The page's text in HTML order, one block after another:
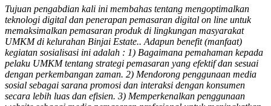
Tujuan pengabdian kali ini membahas tentang mengoptimalkan
teknologi digital dan penerapan pemasaran digital on line untuk
memaksimalkan pemasaran produk di lingkungan masyarakat
UMKM di kelurahan Binjai Estate.. Adapun benefit (manfaat)
kegiatan sosialisasi ini adalah : 1) Bagaimana pemahaman kepada
pelaku UMKM tentang strategi pemasaran yang efektif dan sesuai
dengan perkembangan zaman. 2) Mendorong penggunaan media
sosial sebagai sarana promosi dan interaksi dengan konsumen
secara lebih luas dan efisien. 3) Memperkenalkan penggunaan